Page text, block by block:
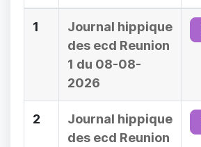
1
Journal hippique
des ecd Reunion
1 du 08-08-
2026
2
Journal hippique
des ecd Reunion